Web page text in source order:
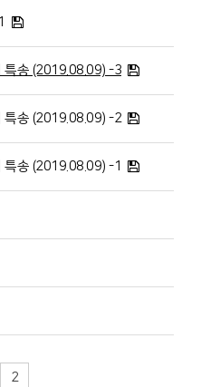
특송 (2019.08.09) -3
특송 (2019.08.09) -2
특송 (2019.08.09) -1
2